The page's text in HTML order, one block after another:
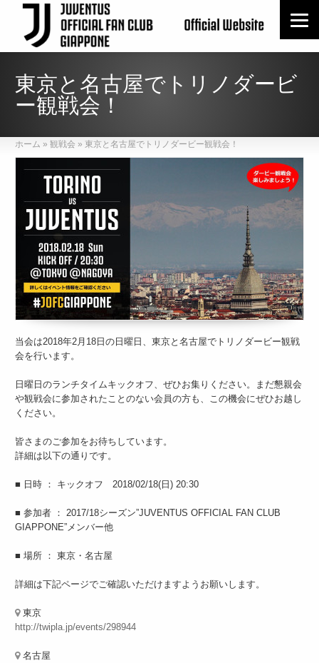
東京と名古屋でトリノダービ
ー観戦会！
ホーム » 観戦会 » 東京と名古屋でトリノダービー観戦会！
当会は2018年2月18日の日曜日、東京と名古屋でトリノダービー観戦
会を行います。
日曜日のランチタイムキックオフ、ぜひお集りください。まだ懇親会
や観戦会に参加されたことのない会員の方も、この機会にぜひお越し
ください。
皆さまのご参加をお待ちしています。
詳細は以下の通りです。
■ 日時 ： キックオフ 2018/02/18(日) 20:30
■ 参加者 ： 2017/18シーズン”JUVENTUS OFFICIAL FAN CLUB
GIAPPONE”メンバー他
■ 場所 ： 東京・名古屋
詳細は下記ページでご確認いただけますようお願いします。
東京
http://twipla.jp/events/298944
名古屋